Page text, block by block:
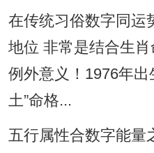
在传统习俗数字同运
地位 非常是结合生
例外意义！1976年出
土”命格...
五行属性合数字能量